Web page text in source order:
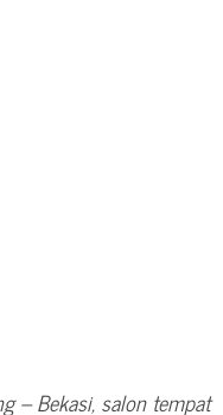
– Bekasi, salon tempat